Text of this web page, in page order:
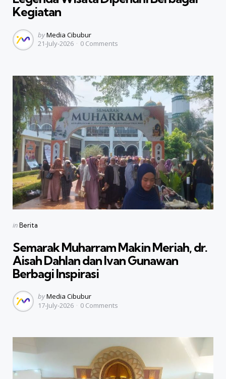
Kegiatan
Posted
by
byMedia Cibubur
21-July-2026
0 Comments
Categories
Posted
inBerita
Semarak Muharram Makin Meriah, dr.
Aisah Dahlan dan Ivan Gunawan
Berbagi Inspirasi
Posted
by
byMedia Cibubur
17-July-2026
0 Comments